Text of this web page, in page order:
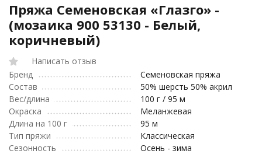
Пряжа Семеновская «Глазго» -
(мозаика 900 53130 - Белый,
коричневый)
Написать отзыв
Бренд
Семеновская пряжа
Состав
50% шерсть 50% акрил
Вес/длина
100 г / 95 м
Окраска
Меланжевая
Длина на 100 г
95 м
Тип пряжи
Классическая
Сезонность
Осень - зима